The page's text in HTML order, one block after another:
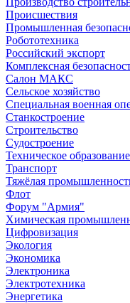
Происшествия
Промышленная
Робототехника
Российский экспорт
Комплексная
Салон МАКС
Сельское хозяйство
Специальная военная
Станкостроение
Строительство
Судостроение
Техническое образование
Транспорт
Тяжёлая
Флот
Форум "Армия"
Химическая
Цифровизация
Экология
Экономика
Электроника
Электротехника
Энергетика